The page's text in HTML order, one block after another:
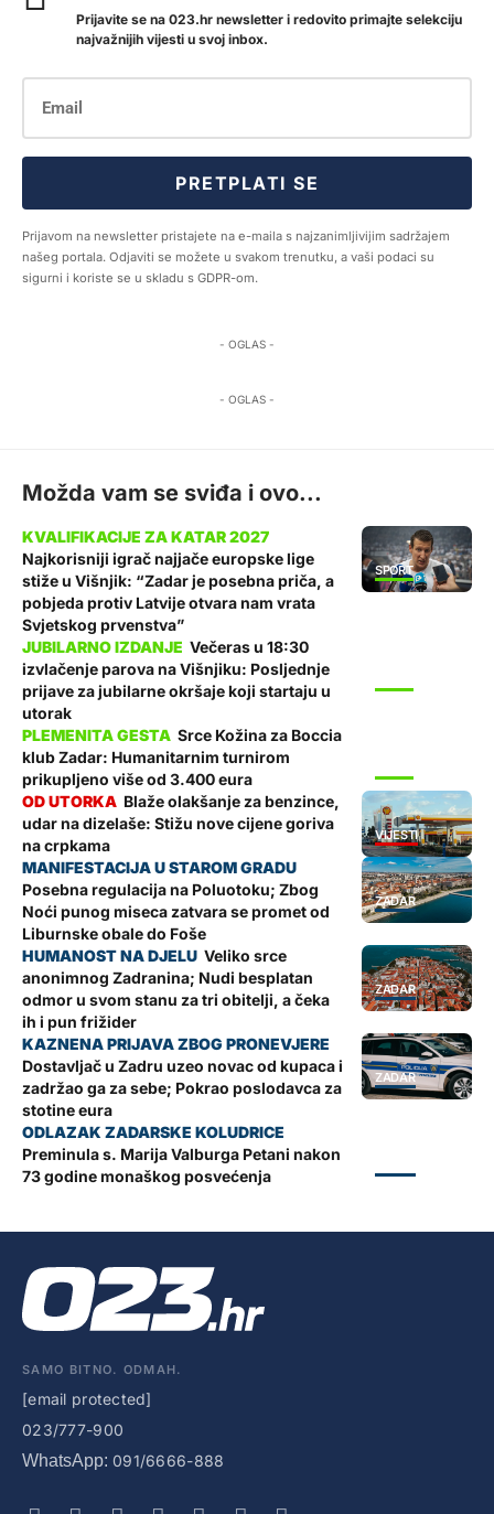
Prijavite se na 023.hr newsletter i redovito primajte selekciju
najvažnijih vijesti u svoj inbox.
PRETPLATI SE
Prijavom na newsletter pristajete na e-maila s najzanimljivijim sadržajem
našeg portala. Odjaviti se možete u svakom trenutku, a vaši podaci su
sigurni i koriste se u skladu s GDPR-om.
- OGLAS -
- OGLAS -
Možda vam se sviđa i ovo...
SPORT
Najkorisniji igrač najjače europske lige
stiže u Višnjik: “Zadar je posebna priča, a
pobjeda protiv Latvije otvara nam vrata
Svjetskog prvenstva”
Večeras u 18:30
izvlačenje parova na Višnjiku: Posljednje
prijave za jubilarne okršaje koji startaju u
utorak
Srce Kožina za Boccia
klub Zadar: Humanitarnim turnirom
prikupljeno više od 3.400 eura
VIJESTI
Blaže olakšanje za benzince,
udar na dizelaše: Stižu nove cijene goriva
na crpkama
ZADAR
Posebna regulacija na Poluotoku; Zbog
Noći punog miseca zatvara se promet od
Liburnske obale do Foše
ZADAR
Veliko srce
anonimnog Zadranina; Nudi besplatan
odmor u svom stanu za tri obitelji, a čeka
ih i pun frižider
ZADAR
Dostavljač u Zadru uzeo novac od kupaca i
zadržao ga za sebe; Pokrao poslodavca za
stotine eura
Preminula s. Marija Valburga Petani nakon
73 godine monaškog posvećenja
SAMO BITNO. ODMAH.
[email protected]
023/777-900
WhatsApp: 091/6666-888